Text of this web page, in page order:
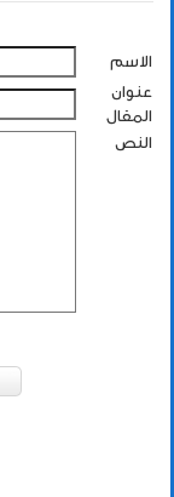
الاسم
عنوان
المقال
النص